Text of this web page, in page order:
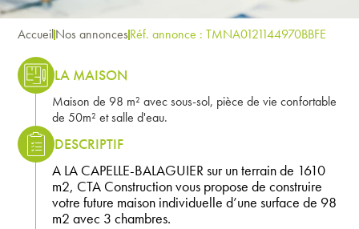
AccueilNos annoncesRéf. annonce : TMNA0121144970BBFE
LA MAISON
Maison de 98 m² avec sous-sol, pièce de vie confortable
de 50m² et salle d'eau.
DESCRIPTIF
A LA CAPELLE-BALAGUIER sur un terrain de 1610
m2, CTA Construction vous propose de construire
votre future maison individuelle d’une surface de 98
m2 avec 3 chambres.